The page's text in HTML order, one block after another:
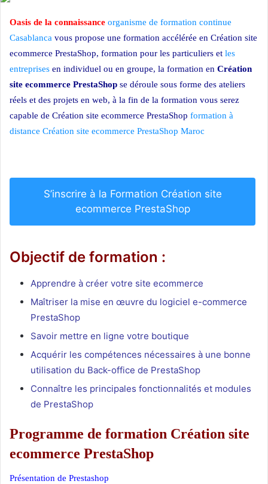
Oasis de la connaissance organisme de formation continue
Casablanca vous propose une formation accélérée en Création site
ecommerce PrestaShop, formation pour les particuliers et les
entreprises en individuel ou en groupe, la formation en Création
site ecommerce PrestaShop se déroule sous forme des ateliers
réels et des projets en web, à la fin de la formation vous serez
capable de Création site ecommerce PrestaShop formation à
distance Création site ecommerce PrestaShop Maroc
S’inscrire à la Formation Création site
ecommerce PrestaShop
Objectif de formation :
Apprendre à créer votre site ecommerce
Maîtriser la mise en œuvre du logiciel e-commerce
PrestaShop
Savoir mettre en ligne votre boutique
Acquérir les compétences nécessaires à une bonne
utilisation du Back-office de PrestaShop
Connaître les principales fonctionnalités et modules
de PrestaShop
Programme de formation Création site
ecommerce PrestaShop
Présentation de Prestashop